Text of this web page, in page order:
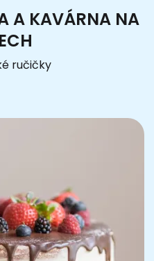
A KAVÁRNA NA
ručičky